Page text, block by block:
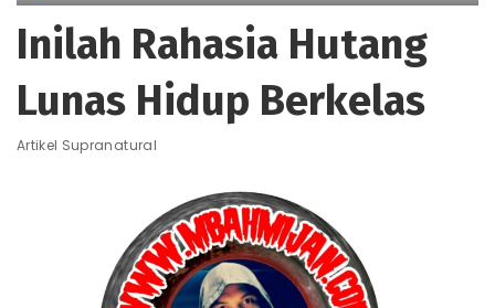
Inilah Rahasia Hutang
Lunas Hidup Berkelas
Artikel Supranatural